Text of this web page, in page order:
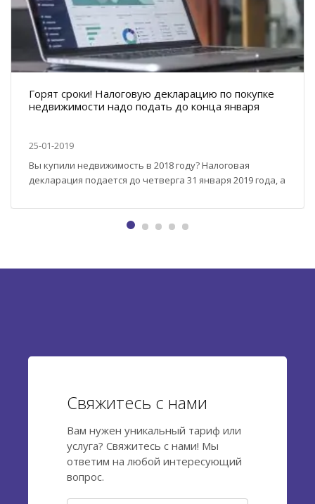
Горят сроки! Налоговую декларацию по покупке
недвижимости надо подать до конца января
25-01-2019
Вы купили недвижимость в 2018 году? Налоговая
декларация подается до четверга 31 января 2019 года, а
владельцами домов, квартир или участков в 2018 году,
должны подать декларацию по недвижимости до конца
Свяжитесь с нами
Вам нужен уникальный тариф или
услуга? Свяжитесь с нами! Мы
ответим на любой интересующий
вопрос.